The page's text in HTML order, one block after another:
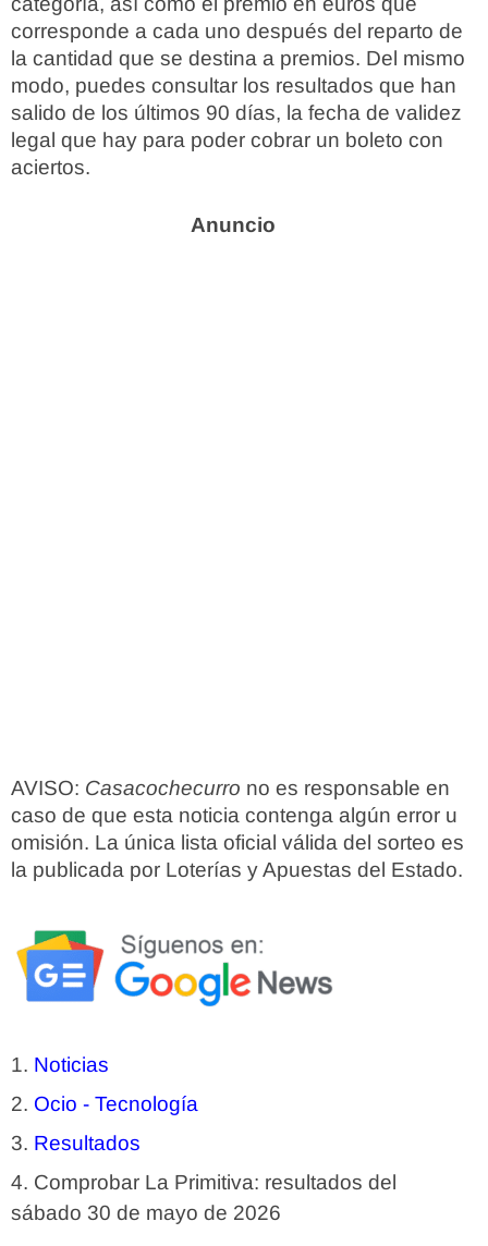
corresponde a cada uno después del reparto de
la cantidad que se destina a premios. Del mismo
modo, puedes consultar los resultados que han
salido de los últimos 90 días, la fecha de validez
legal que hay para poder cobrar un boleto con
aciertos.
AVISO: Casacochecurro no es responsable en
caso de que esta noticia contenga algún error u
omisión. La única lista oficial válida del sorteo es
la publicada por Loterías y Apuestas del Estado.
Noticias
Ocio - Tecnología
Resultados
Comprobar La Primitiva: resultados del
sábado 30 de mayo de 2026